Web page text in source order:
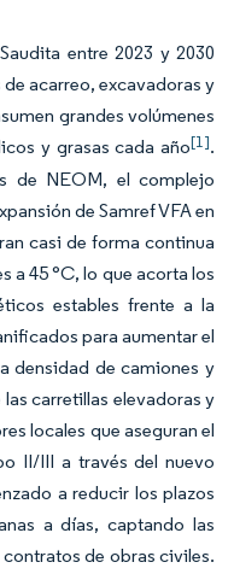
entre 2023 y 2030
acarreo, excavadoras y
grandes volúmenes
y grasas cada año[1].
de NEOM, el complejo
de Samref VFA en
casi de forma continua
a 45 °C, lo que acorta los
estables frente a la
para aumentar el
densidad de camiones y
carretillas elevadoras y
locales que aseguran el
II/III a través del nuevo
a reducir los plazos
a días, captando las
de obras civiles.